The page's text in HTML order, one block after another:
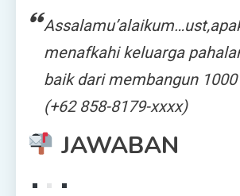
menafkahi keluarga
baik dari membangun
(+62 858-8179-xxxx)
JAWABAN